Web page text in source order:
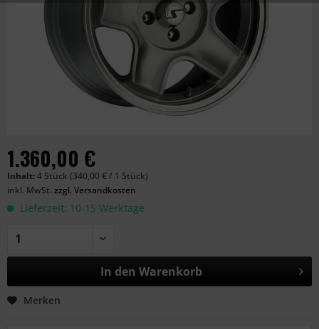
1.360,00 €
Inhalt:4 Stück (340,00 € / 1 Stück)
inkl. MwSt. zzgl. Versandkosten
Lieferzeit: 10-15 Werktage
In den Warenkorb
Merken